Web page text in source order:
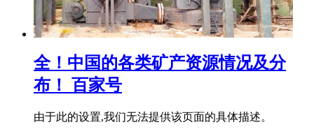
全！中国的各类矿产资源情况及分
布！ 百家号
由于此的设置,我们无法提供该页面的具体描述。